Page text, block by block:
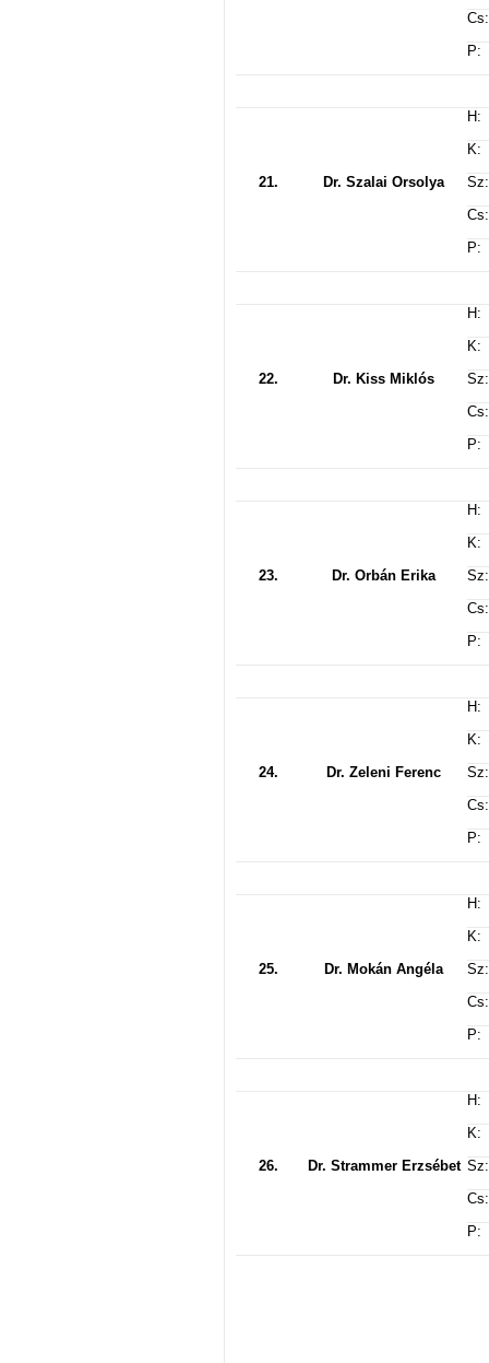
Cs:
P:
21. Dr. Szalai Orsolya
H:
K:
Sz:
Cs:
P:
22. Dr. Kiss Miklós
H:
K:
Sz:
Cs:
P:
23. Dr. Orbán Erika
H:
K:
Sz:
Cs:
P:
24. Dr. Zeleni Ferenc
H:
K:
Sz:
Cs:
P:
25. Dr. Mokán Angéla
H:
K:
Sz:
Cs:
P:
26. Dr. Strammer Erzsébet
H:
K:
Sz:
Cs:
P: